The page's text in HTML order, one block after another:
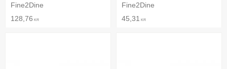
Fine2Dine
128,76 KR
Fine2Dine
45,31
KR